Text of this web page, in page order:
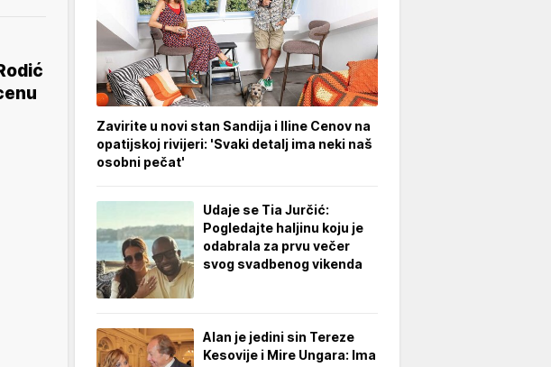
Zavirite u novi stan Sandija i Iline Cenov na
opatijskoj rivijeri: 'Svaki detalj ima neki naš
osobni pečat'
Udaje se Tia Jurčić:
Pogledajte haljinu koju je
odabrala za prvu večer
svog svadbenog vikenda
Alan je jedini sin Tereze
Kesovije i Mire Ungara: Ima